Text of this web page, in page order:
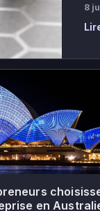
8
en